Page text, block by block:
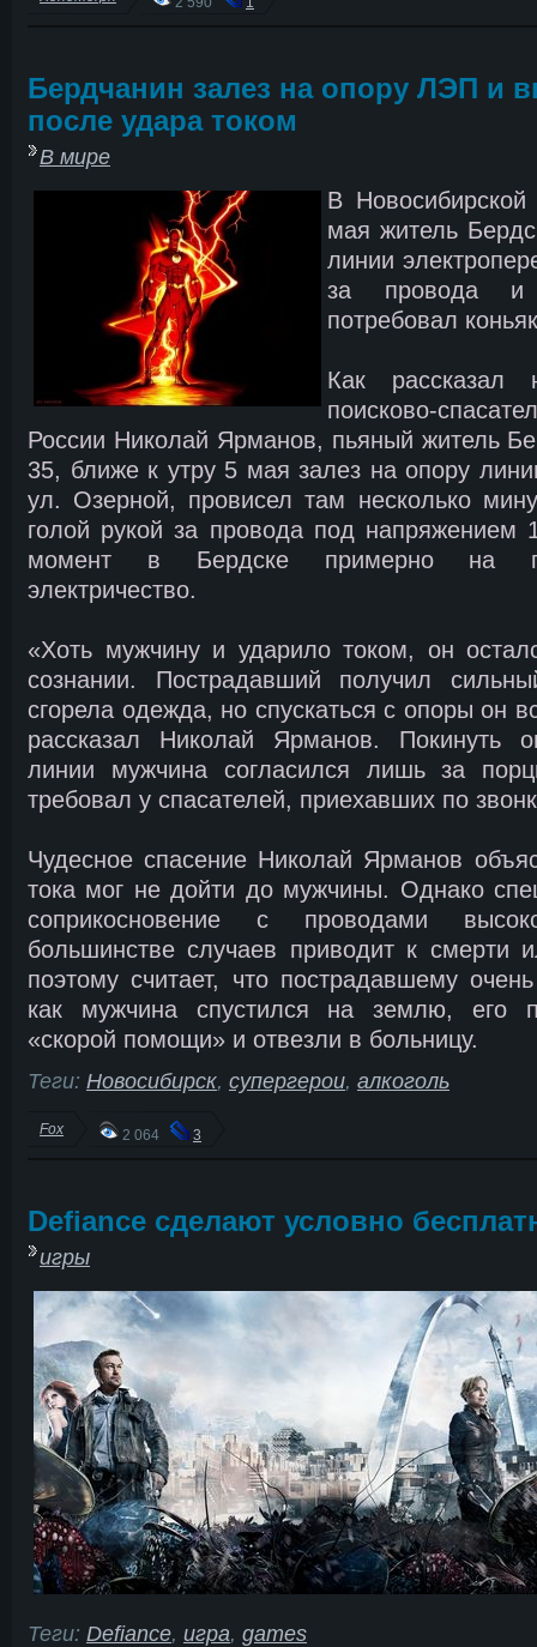
Бердчанин залез на опору ЛЭП и
после удара током
В мире
В
мая житель
линии
за провода
потребовал
Как рассказал
поисково-
России Николай Ярманов, пьяный житель
35, ближе к утру 5 мая залез на опору
ул. Озерной, провисел там несколько
голой рукой за провода под напряжением
момент в Бердске примерно на
электричество.
«Хоть мужчину и ударило током, он
сознании. Пострадавший получил
сгорела одежда, но спускаться с опоры он
рассказал Николай Ярманов. Покинуть
линии мужчина согласился лишь за
требовал у спасателей, приехавших по
Чудесное спасение Николай Ярманов
тока мог не дойти до мужчины. Однако
соприкосновение с проводами
большинстве случаев приводит к смерти
поэтому считает, что пострадавшему
как мужчина спустился на землю, его
«скорой помощи» и отвезли в больницу.
Теги: Новосибирск, супергерои, алкоголь
Fox 2 064 3
Defiance сделают условно
игры
Теги: Defiance, игра, games